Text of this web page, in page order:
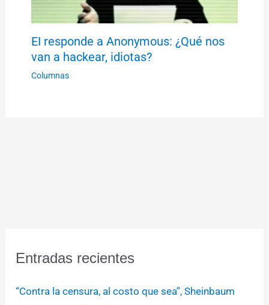
EI responde a Anonymous: ¿Qué nos
van a hackear, idiotas?
Columnas
Entradas recientes
“Contra la censura, al costo que sea”, Sheinbaum